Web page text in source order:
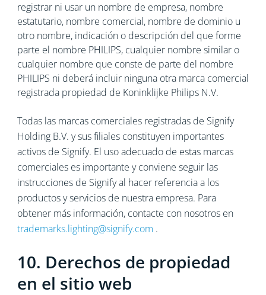
registrar ni usar un nombre de empresa, nombre
estatutario, nombre comercial, nombre de dominio u
otro nombre, indicación o descripción del que forme
parte el nombre PHILIPS, cualquier nombre similar o
cualquier nombre que conste de parte del nombre
PHILIPS ni deberá incluir ninguna otra marca comercial
registrada propiedad de Koninklijke Philips N.V.
Todas las marcas comerciales registradas de Signify
Holding B.V. y sus filiales constituyen importantes
activos de Signify. El uso adecuado de estas marcas
comerciales es importante y conviene seguir las
instrucciones de Signify al hacer referencia a los
productos y servicios de nuestra empresa. Para
obtener más información, contacte con nosotros en
trademarks.lighting@signify.com .
10. Derechos de propiedad
en el sitio web